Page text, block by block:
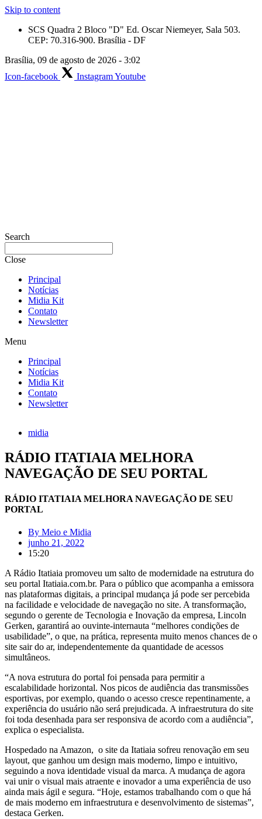
Skip to content
SCS Quadra 2 Bloco "D" Ed. Oscar Niemeyer, Sala 503.
CEP: 70.316-900. Brasília - DF
Brasília, 09 de agosto de 2026 - 3:02
Icon-facebook
InstagramYoutube
Search
Close
Principal
Notícias
Midia Kit
Contato
Newsletter
Menu
Principal
Notícias
Midia Kit
Contato
Newsletter
midia
RÁDIO ITATIAIA MELHORA
NAVEGAÇÃO DE SEU PORTAL
RÁDIO ITATIAIA MELHORA NAVEGAÇÃO DE SEU
PORTAL
By Meio e Midia
junho 21, 2022
15:20
A Rádio Itatiaia promoveu um salto de modernidade na estrutura do
seu portal Itatiaia.com.br. Para o público que acompanha a emissora
nas plataformas digitais, a principal mudança já pode ser percebida
na facilidade e velocidade de navegação no site. A transformação,
segundo o gerente de Tecnologia e Inovação da empresa, Lincoln
Gerken, garantirá ao ouvinte-internauta “melhores condições de
usabilidade”, o que, na prática, representa muito menos chances de o
site sair do ar, independentemente da quantidade de acessos
simultâneos.
“A nova estrutura do portal foi pensada para permitir a
escalabilidade horizontal. Nos picos de audiência das transmissões
esportivas, por exemplo, quando o acesso cresce repentinamente, a
experiência do usuário não será prejudicada. A infraestrutura do site
foi toda desenhada para ser responsiva de acordo com a audiência”,
explica o especialista.
Hospedado na Amazon, o site da Itatiaia sofreu renovação em seu
layout, que ganhou um design mais moderno, limpo e intuitivo,
seguindo a nova identidade visual da marca. A mudança de agora
vai unir o visual mais atraente e inovador a uma experiência de uso
ainda mais ágil e segura. “Hoje, estamos trabalhando com o que há
de mais moderno em infraestrutura e desenvolvimento de sistemas”,
destaca Gerken.